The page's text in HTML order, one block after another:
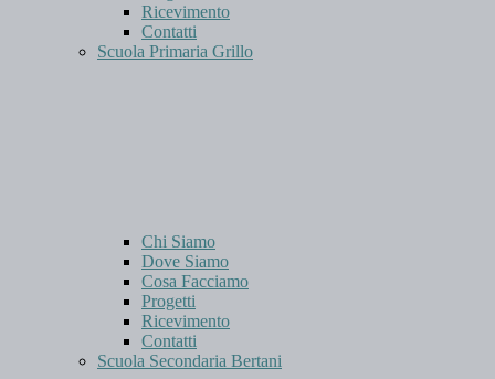
Ricevimento
Contatti
Scuola Primaria Grillo
Chi Siamo
Dove Siamo
Cosa Facciamo
Progetti
Ricevimento
Contatti
Scuola Secondaria Bertani